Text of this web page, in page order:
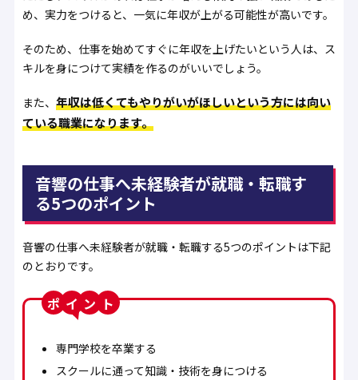
め、実力をつけると、一気に年収が上がる可能性が高いです。
そのため、仕事を始めてすぐに年収を上げたいという人は、ス
キルを身につけて実績を作るのがいいでしょう。
また、 年収は低くてもやりがいがほしいという方には向い
ている職業になります。
音響の仕事へ未経験者が就職・転職す
る5つのポイント
音響の仕事へ未経験者が就職・転職する5つのポイントは下記
のとおりです。
ポ ン
専門学校を卒業する
スクールに通って知識・技術を身につける